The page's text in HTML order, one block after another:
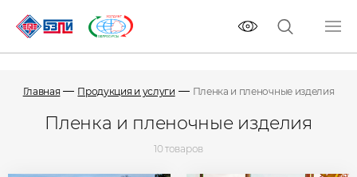
Главная Продукция и услуги Пленка и пленочные изделия
Пленка и пленочные изделия
10 товаров